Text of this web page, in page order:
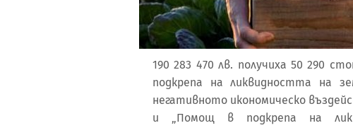
190 283 470 лв. получиха 50 290
подкрепа на ликвидността на
негативното икономическо
и „Помощ в подкрепа на